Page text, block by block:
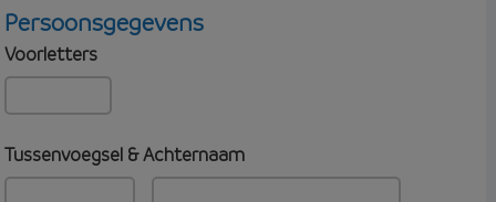
Persoonsgegevens
Voorletters
Tussenvoegsel & Achternaam